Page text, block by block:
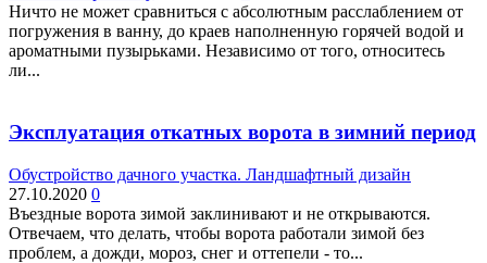
Ничто не может сравниться с абсолютным расслаблением от
погружения в ванну, до краев наполненную горячей водой и
ароматными пузырьками. Независимо от того, относитесь
ли...
Эксплуатация откатных ворота в зимний период
Обустройство дачного участка. Ландшафтный дизайн
27.10.2020 0
Въездные ворота зимой заклинивают и не открываются.
Отвечаем, что делать, чтобы ворота работали зимой без
проблем, а дожди, мороз, снег и оттепели - то...